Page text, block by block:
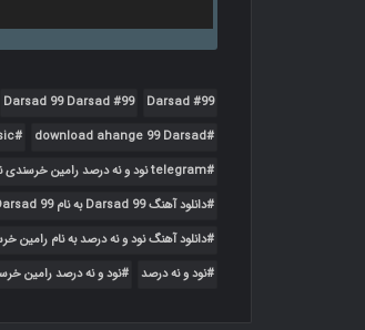
99 Darsad
99 Darsad 99 Darsad
download ahange 99 Darsad
telegram نود و نه درصد رامین خرسندی نود و نه درصد
دانلود آهنگ 99 Darsad به نام 99 Darsad
دانلود آهنگ نود و نه درصد به نام رامین
نود و نه درصد
نود و نه درصد رامین